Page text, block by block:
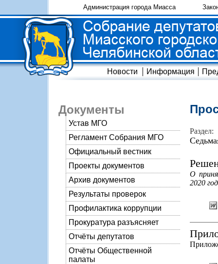
Администрация города Миасса
Новости Информация
Документы
Устав МГО
Регламент Собрания МГО
Официальный вестник
Проекты документов
Архив документов
Результаты проверок
Профилактика коррупции
Прокуратура разъясняет
Отчёты депутатов
Отчёты Общественной
палаты
Раздел:
О
2020 год